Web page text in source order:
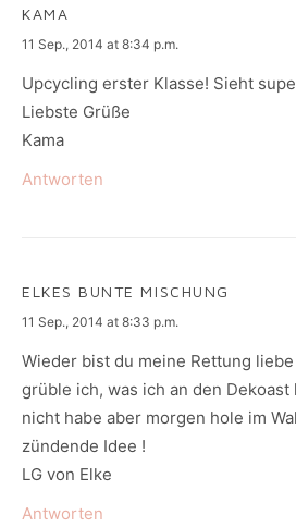
KAMA
says:
11 Sep., 2014 at 8:34 p.m.
Upcycling erster Klasse! Sieht
Liebste Grüße
Kama
Antworten
ELKES BUNTE MISCHUNG
says:
11 Sep., 2014 at 8:33 p.m.
Wieder bist du meine Rettung liebe
grüble ich, was ich an den Dekoast
nicht habe aber morgen hole im
zündende Idee !
LG von Elke
Antworten